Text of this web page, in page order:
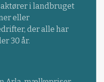
i landbruget
eller
der alle har
30 år.